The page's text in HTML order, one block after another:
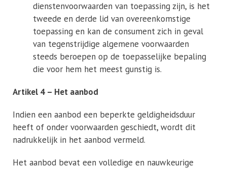
dienstenvoorwaarden van toepassing zijn, is het
tweede en derde lid van overeenkomstige
toepassing en kan de consument zich in geval
van tegenstrijdige algemene voorwaarden
steeds beroepen op de toepasselijke bepaling
die voor hem het meest gunstig is.
Artikel 4 – Het aanbod
Indien een aanbod een beperkte geldigheidsduur
heeft of onder voorwaarden geschiedt, wordt dit
nadrukkelijk in het aanbod vermeld.
Het aanbod bevat een volledige en nauwkeurige